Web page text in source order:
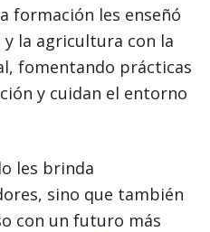
formación les enseñó
la agricultura con la
fomentando prácticas
y cuidan el entorno
les brinda
sino que también
con un futuro más